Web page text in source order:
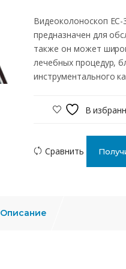
Видеоколоноскоп
предназначен для
также он может
лечебных процедур,
инструментального
В
Сравнить
Описание